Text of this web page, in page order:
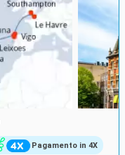
Pagamento in 4X